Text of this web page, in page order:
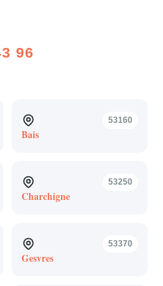
96
53160
Bais
53250
Charchigne
53370
Gesvres